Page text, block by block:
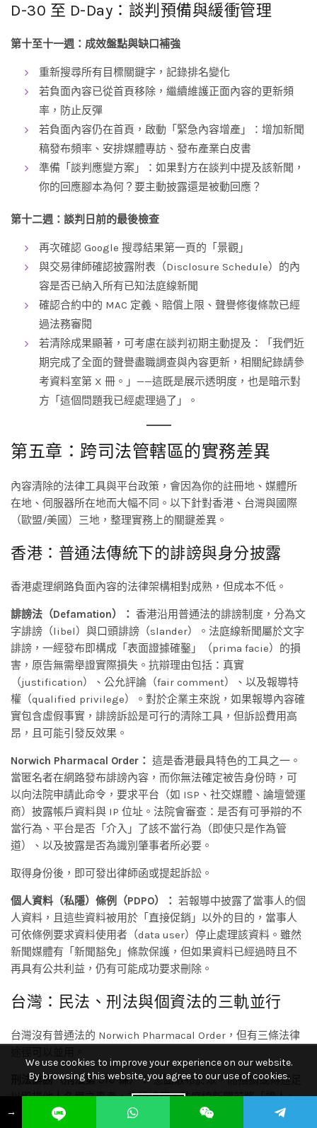
D-30 至 D-Day：談判預備與緩衝管理
第十至十一週：成效盤點與缺口補強
重新搜尋所有目標關鍵字，記錄排名變化
若負面內容已從首頁移除，繼續維護正面內容的更新頻
率，防止反彈
若負面內容仍在首頁，啟動「緊急內容增產」：增加新聞
稿發布頻率、安排媒體專訪、發布產業白皮書
準備「談判應變方案」：如果對方在談判中提及該新聞，
你的回應腳本為何？要主動披露還是被動回應？
第十二週：談判日前的最後檢查
再次確認 Google 搜尋結果第一頁的「景觀」
與交易律師確認披露附表（Disclosure Schedule）的內
容是否已納入所有已知法庭線新聞
確認合約中的 MAC 定義、賠償上限、聲譽修復條款已經
過法務審閱
若清除成果顯著，可考慮在談判初期主動提及：「我們近
期完成了全面的聲譽盡職調查與內容更新，相關紀錄請參
考資料室第 X 冊。」——這既是展示透明度，也是暗示對
方「這個問題我已經處理過了」。
第五章：跨司法管轄區的實務差異
內容清除的法律工具與平台政策，會因為你的註冊地、媒體所
在地、伺服器所在地而大幅不同。以下針對香港、台灣與國際
（歐盟/美國）三地，整理實務上的關鍵差異。
香港：普通法傳統下的誹謗與身分披露
香港處理網路負面內容的法律架構相對成熟，但成本不低。
誹謗法（Defamation）： 香港沿用普通法的誹謗制度，分為文
字誹謗（libel）與口頭誹謗（slander）。法庭線新聞屬於文字
誹謗，一經發布即構成「表面證據確鑿」（prima facie）的損
害，原告無需舉證實際損失。抗辯理由包括：真實
（justification）、公允評論（fair comment）、以及報導特
權（qualified privilege）。對於企業主來說，如果報導內容確
實包含虛假事實，誹謗訴訟是可行的清除工具，但訴訟費用高
昂，且可能引發反效果。
Norwich Pharmacal Order： 這是香港最具特色的工具之一。
當匿名者在網路發布誹謗內容，而你無法確定被告身份時，可
以向法院申請此命令，要求平台（如 ISP、社交媒體、論壇營運
商）披露帳戶資料與 IP 位址。法院會審查：是否有可爭辯的不
當行為、平台是否「介入」了該不當行為（即使只是作為管
道）、以及披露是否為識別肇事者所必要。
取得身份後，即可發出律師函或提起訴訟。
個人資料（私隱）條例（PDPO）： 若報導中披露了當事人的個
人資料，且這些資料被用於「直接促銷」以外的目的，當事人
可依條例要求資料使用者（data user）停止處理該資料。雖然
新聞媒體有「新聞豁免」條款保護，但如果資料已經過時且不
再具有公共利益，仍有可能成功要求刪除。
台灣：民法、刑法與個資法的三軌並行
台灣沒有普通法的 Norwich Pharmacal Order，但有三條法律
刑法誹謗（刑法第 310 條）：意圖散布於眾，而指摘或傳述足
以毀損他人名譽之事者，為誹謗罪。法庭線新聞若將「證人」
誤報為「被告」，或將「民事糾紛」寫成「詐欺犯」，可能構
→
We use cookies to improve your experience on our website.
By browsing this website, you agree to our use of cookies.